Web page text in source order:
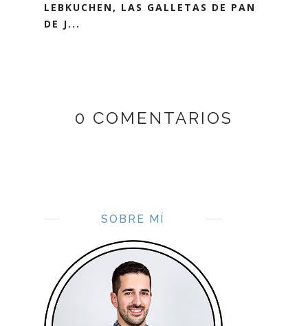
LEBKUCHEN, LAS GALLETAS DE PAN
DE J...
0 COMENTARIOS
SOBRE MÍ